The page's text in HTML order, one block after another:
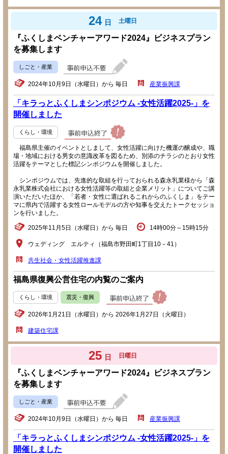
24 日 土曜日
『ふくしまベンチャーアワード2024』ビジネスプラン
を募集します
しごと・産業
2024年10月9日（水曜日）から 毎日 産業振興課
「キラっとふくしまシンポジウム -女性活躍2025-」を
開催しました
くらし・環境
福島県主催のイベントとしまして、女性活躍に向けた機運の醸成や、職
場・地域における男女の意識改革を図るため、別添のチラシのとおり女性
活躍をテーマとした標記シンポジウムを開催しました。
シンポジウムでは、先進的な取組を行っておられる森永乳業様から「森
永乳業株式会社における女性活躍等の取組と企業メリット」についてご講
演いただいたほか、「若者・女性に選ばれるこれからのふくしま」をテー
マに県内で活躍する女性ロールモデルの方や知事を交えたトークセッショ
ンを行いました。
2025年11月5日（水曜日）から 毎日 14時00分～15時15分
ウェディング エルティ（福島市野田町1丁目10－41）
共生社会・女性活躍推進課
福島県復興公営住宅の内覧のご案内
くらし・環境 震災・復興
2026年1月21日（水曜日）から 2026年1月27日（火曜日）
建築住宅課
25 日 日曜日
『ふくしまベンチャーアワード2024』ビジネスプラン
を募集します
しごと・産業
2024年10月9日（水曜日）から 毎日 産業振興課
「キラっとふくしまシンポジウム -女性活躍2025-」を
開催しました